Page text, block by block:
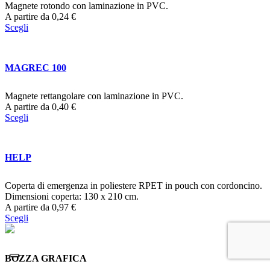
Magnete rotondo con laminazione in PVC.
A partire da 0,24 €
Scegli
MAGREC 100
Magnete rettangolare con laminazione in PVC.
A partire da 0,40 €
Scegli
HELP
Coperta di emergenza in poliestere RPET in pouch con cordoncino.
Dimensioni coperta: 130 x 210 cm.
A partire da 0,97 €
Scegli
BOZZA GRAFICA